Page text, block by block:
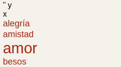
" y
x
alegría
amistad
amor
besos